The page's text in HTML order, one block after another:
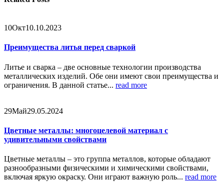
10Окт10.10.2023
Преимущества литья перед сваркой
Литье и сварка – две основные технологии производства
металлических изделий. Обе они имеют свои преимущества и
ограничения. В данной статье... read more
29Май29.05.2024
Цветные металлы: многоцелевой материал с
удивительными свойствами
Цветные металлы – это группа металлов, которые обладают
разнообразными физическими и химическими свойствами,
включая яркую окраску. Они играют важную роль... read more